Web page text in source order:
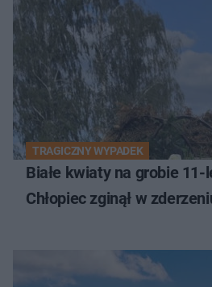
TRAGICZNY WYPADEK
Białe kwiaty na grobie
Chłopiec zginął w